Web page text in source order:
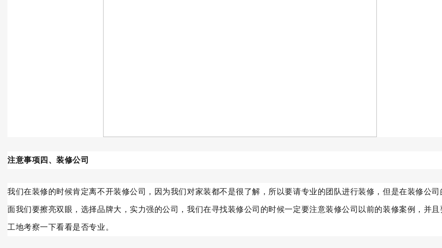
注意事项四、装修公司
我们在装修的时候肯定离不开装修公司，因为我们对家装都不是很了解，所以要请专业的团队进行装修，但是在装修公司
面我们要擦亮双眼，选择品牌大，实力强的公司，我们在寻找装修公司的时候一定要注意装修公司以前的装修案例，并且
工地考察一下看看是否专业。